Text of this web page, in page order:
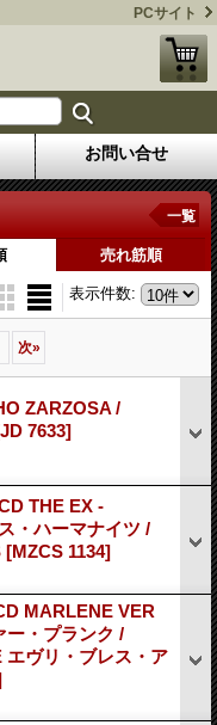
PCサイト
お問い合せ
一覧
売れ筋順
表示件数:
次»
ZARZOSA /
7633]
THE EX -
・ハーマナイツ /
[MZCS 1134]
MARLENE VER
ー・プランク /
エヴリ・ブレス・ア